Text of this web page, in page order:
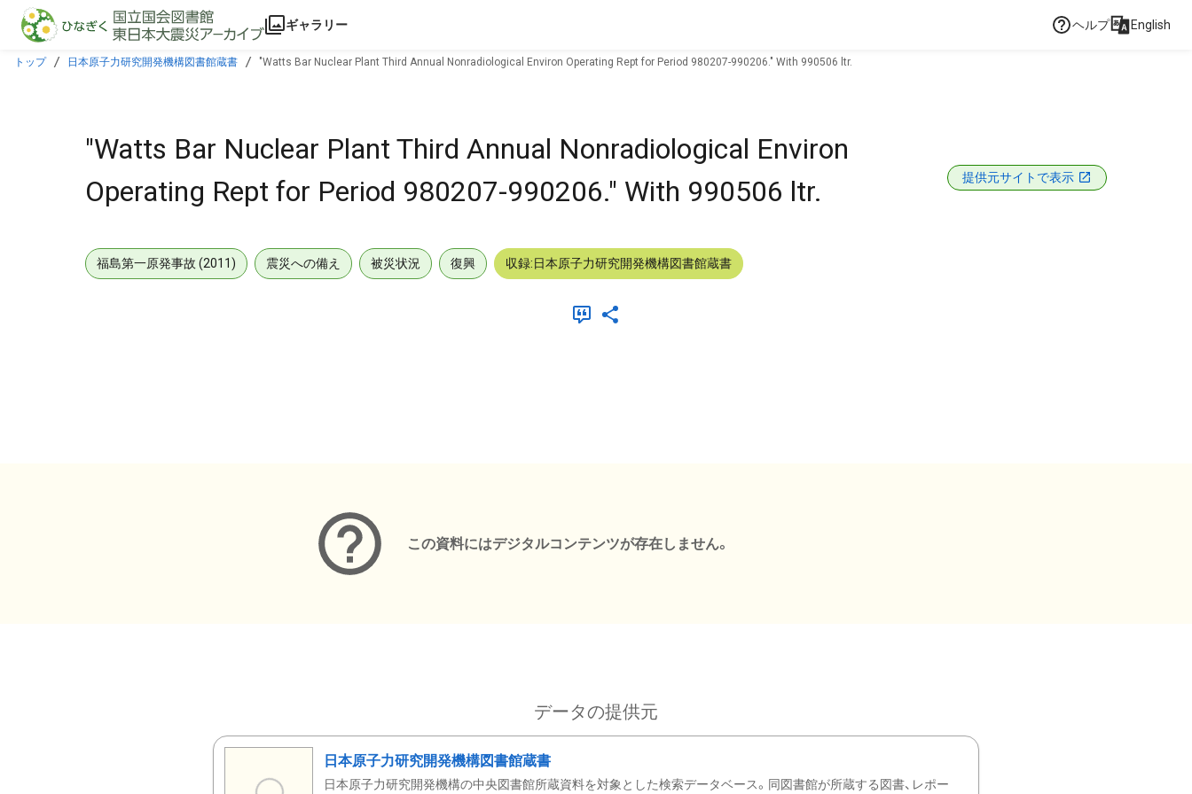
本文に飛ぶ
ギャラリー ヘルプ English
トップ 日本原子力研究開発機構図書館蔵書 "Watts Bar Nuclear Plant Third Annual Nonradiological Environ Operating Rept for Period 980207-990206." With 990506 ltr.
"Watts Bar Nuclear Plant Third Annual Nonradiological Environ
Operating Rept for Period 980207-990206." With 990506 ltr.
提供元サイトで表示
福島第一原発事故 (2011) 震災への備え 被災状況 復興 収録:日本原子力研究開発機構図書館蔵書
この資料にはデジタルコンテンツが存在しません。
データの提供元
日本原子力研究開発機構図書館蔵書
日本原子力研究開発機構の中央図書館所蔵資料を対象とした検索データベース。同図書館が所蔵する図書、レポー